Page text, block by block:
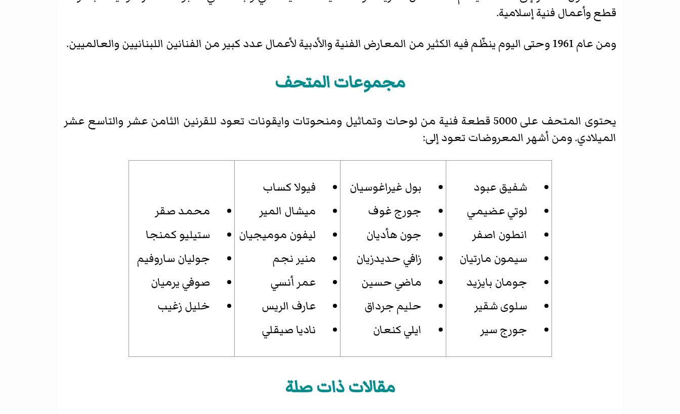
قطع وأعمال فنية إسلامية.
ومن عام 1961 وحتى اليوم ينظّم فيه الكثير من المعارض الفنية والأدبية لأعمال عدد كبير من الفنانين اللبنانيين والعالميين.
مجموعات المتحف
يحتوى المتحف على 5000 قطعة فنية من لوحات وتماثيل ومنحوتات وايقونات تعود للقرنين الثامن عشر والتاسع عشر
الميلادي. ومن أشهر المعروضات تعود إلى:
شفيق عبود
لوتي عضيمي
انطون اصفر
سيمون مارتيان
جومان بايزيد
سلوى شقير
جورج سير
بول غيراغوسيان
جورج غوف
جون هأديان
زافي حديدزيان
ماضي حسين
حليم جرداق
ايلي كنعان
فيولا كساب
ميشال المير
ليفون موميجيان
منير نجم
عمر أنسي
عارف الريس
ناديا صيقلي
محمد صقر
ستيليو كمنجا
جوليان ساروفيم
صوفي يرميان
خليل زغيب
مقالات ذات صلة